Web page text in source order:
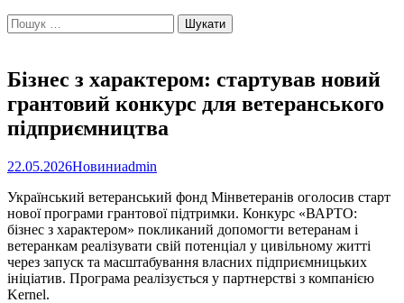
Пошук:
Бізнес з характером: стартував новий
грантовий конкурс для ветеранського
підприємництва
22.05.2026Новиниadmin
Український ветеранський фонд Мінветеранів оголосив старт
нової програми грантової підтримки. Конкурс «ВАРТО:
бізнес з характером» покликаний допомогти ветеранам і
ветеранкам реалізувати свій потенціал у цивільному житті
через запуск та масштабування власних підприємницьких
ініціатив. Програма реалізується у партнерстві з компанією
Kernel.